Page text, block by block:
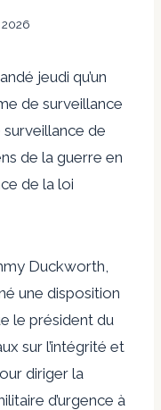
jeudi qu’un
de surveillance
surveillance de
de la guerre en
de la loi
Duckworth,
une disposition
le président du
sur l’intégrité et
diriger la
d’urgence à